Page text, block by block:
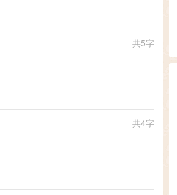
共5字
共4字